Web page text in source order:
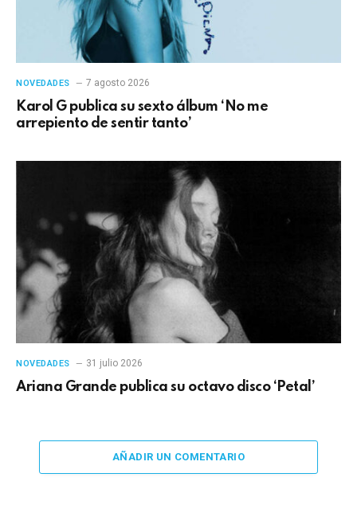
NOVEDADES 7 agosto 2026
Karol G publica su sexto álbum ‘No me
arrepiento de sentir tanto’
NOVEDADES 31 julio 2026
Ariana Grande publica su octavo disco ‘Petal’
AÑADIR UN COMENTARIO